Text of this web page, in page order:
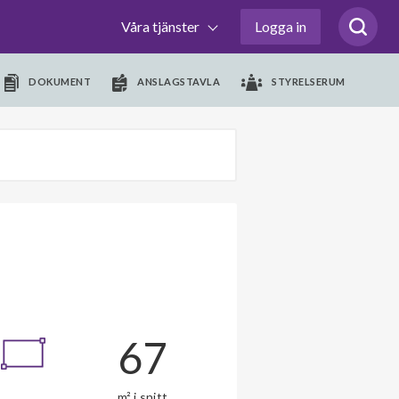
Våra tjänster Logga in
DOKUMENT ANSLAGSTAVLA STYRELSERUM
67